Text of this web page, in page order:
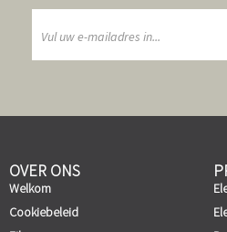
OVER ONS
Welkom
Cookiebeleid